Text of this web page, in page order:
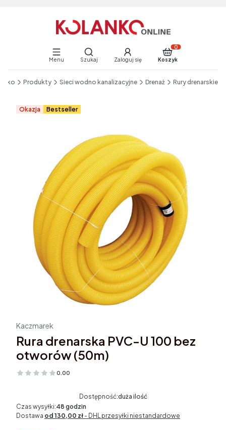
Menu
Otwórz wyszukiwarkę
Szukaj Zaloguj się
Produkty w
Koszyk
Produkty Sieci wodno kanalizacyjne Drenaż Rury drenarskie
Etykiety
Okazja Bestseller
Kaczmarek
Rura drenarska PVC-U 100 bez
otworów (50m)
0.00
(Oceny: 0 Recenzje: 0)
Dostępność:duża ilość
Czas wysyłki:48 godzin
Dostawa od 130,00 zł - DHL przesyłki niestandardowe